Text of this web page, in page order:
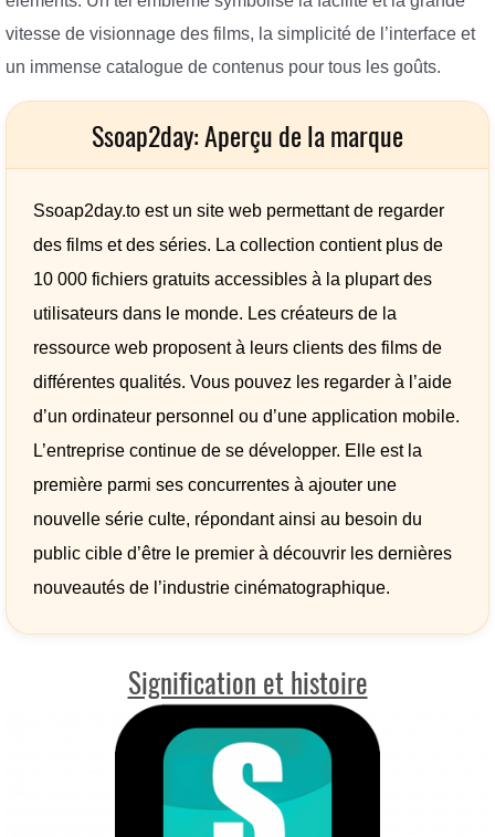
vitesse de visionnage des films, la simplicité de l’interface et
un immense catalogue de contenus pour tous les goûts.
Ssoap2day: Aperçu de la marque
Ssoap2day.to est un site web permettant de regarder
des films et des séries. La collection contient plus de
10 000 fichiers gratuits accessibles à la plupart des
utilisateurs dans le monde. Les créateurs de la
ressource web proposent à leurs clients des films de
différentes qualités. Vous pouvez les regarder à l’aide
d’un ordinateur personnel ou d’une application mobile.
L’entreprise continue de se développer. Elle est la
première parmi ses concurrentes à ajouter une
nouvelle série culte, répondant ainsi au besoin du
public cible d’être le premier à découvrir les dernières
nouveautés de l’industrie cinématographique.
Signification et histoire